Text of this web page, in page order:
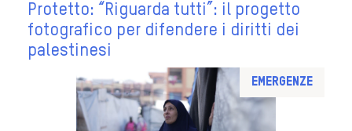
Protetto: “Riguarda tutti”: il progetto
fotografico per difendere i diritti dei
palestinesi
Emergenze